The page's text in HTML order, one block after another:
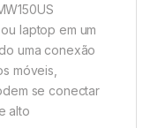
laptop em um
uma conexão
móveis,
se conectar
alto